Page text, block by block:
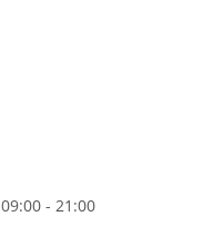
09:00 - 21:00